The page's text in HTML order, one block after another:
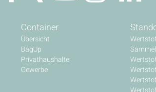
Container
Übersicht
BagUp
Privathaushalte
Gewerbe